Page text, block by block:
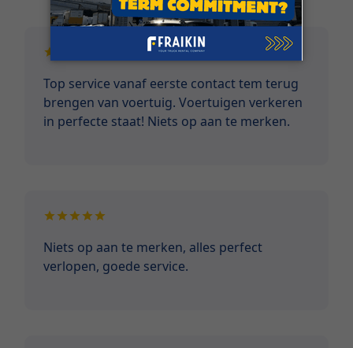
Top service vanaf eerste contact tem terug
brengen van voertuig. Voertuigen verkeren
in perfecte staat! Niets op aan te merken.
Niets op aan te merken, alles perfect
verlopen, goede service.